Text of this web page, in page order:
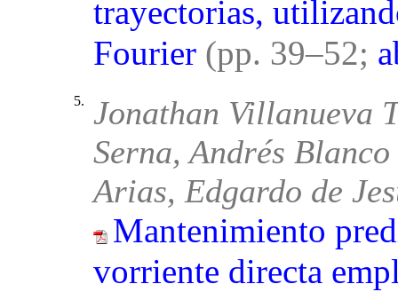
trayectorias,
Fourier (pp. 39–52;
5.
Jonathan Villanueva
Serna, Andrés
Arias, Edgardo de
Mantenimiento
vorriente directa